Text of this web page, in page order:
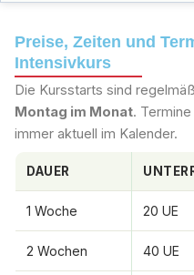
Preise, Zeiten und
Intensivkurs
Die Kursstarts sind
Montag im Monat.
immer aktuell im Kalender.
DAUER
1 Woche 20 UE
2 Wochen 40 UE